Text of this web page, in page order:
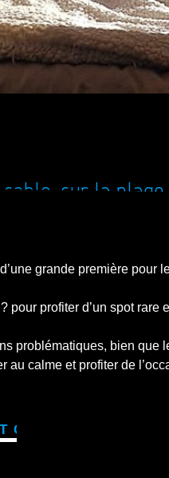
sur la
grande première
profiter d’un spot rare
problématiques, bien que
calme et profiter de